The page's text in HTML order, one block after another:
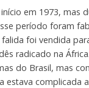
em 1973, mas
período foram
foi vendida
radicado na
do Brasil, mas
estava complicada